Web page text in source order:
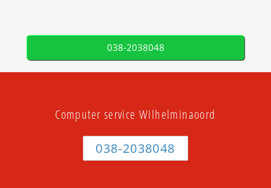
038-2038048
Computer service Wilhelminaoord
038-2038048